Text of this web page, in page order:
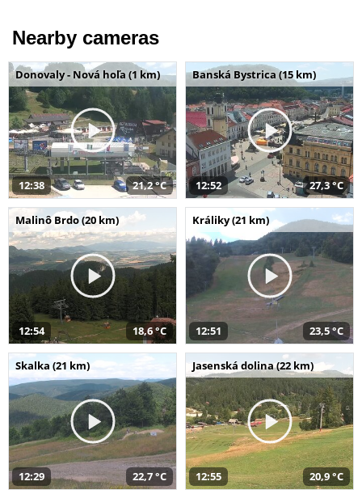
Nearby cameras
Donovaly - Nová hoľa (1 km)
12:38 21,2 °C
Banská Bystrica (15 km)
12:52 27,3 °C
Malinô Brdo (20 km)
12:54 18,6 °C
Králiky (21 km)
12:51 23,5 °C
Skalka (21 km)
12:29 22,7 °C
Jasenská dolina (22 km)
12:55 20,9 °C